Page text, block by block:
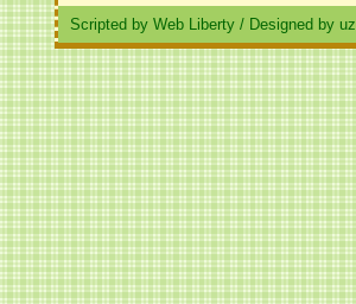
Scripted by Web Liberty / Designed by uz